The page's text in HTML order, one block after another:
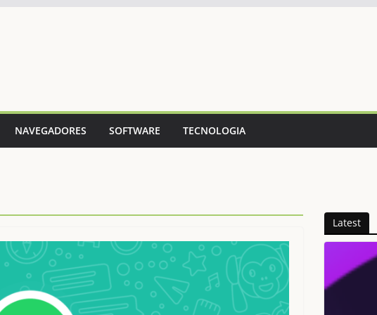
NAVEGADORES SOFTWARE TECNOLOGIA
Latest